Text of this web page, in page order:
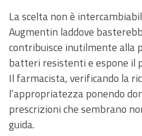
La scelta non è
Augmentin laddove
contribuisce inutilmente alla
batteri resistenti e espone il
Il farmacista, verificando la
l’appropriatezza ponendo
prescrizioni che sembrano
guida.